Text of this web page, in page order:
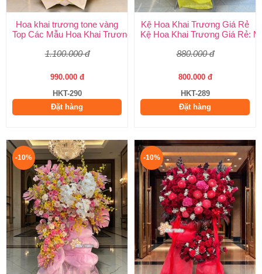
Hoa khai trương tone vàng
Top Các Mẫu Hoa Khai Trương Tone Vàng Đẹp, Sang Trọng,
1.100.000 đ
990.000 đ
HKT-290
Đặt hàng
Kệ Hoa Khai Trương Giá Rẻ
Kệ Hoa Khai Trương Giá Rẻ:
880.000 đ
800.000 đ
HKT-289
Đặt hàng
-10% -10%